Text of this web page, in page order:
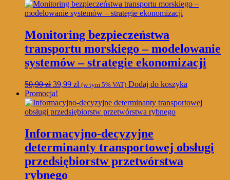
Monitoring bezpieczeństwa
transportu morskiego – modelowanie
systemów – strategie ekonomizacji
50,90zł Pierwotna
cena
wynosiła:
50,90 zł.
39,99 złAktualna
wynosi:
39,99 zł.
(w tym 5% VAT) Dodaj do koszyka
Promocja!
Informacyjno-decyzyjne
determinanty transportowej obsługi
przedsiębiorstw przetwórstwa
rybnego